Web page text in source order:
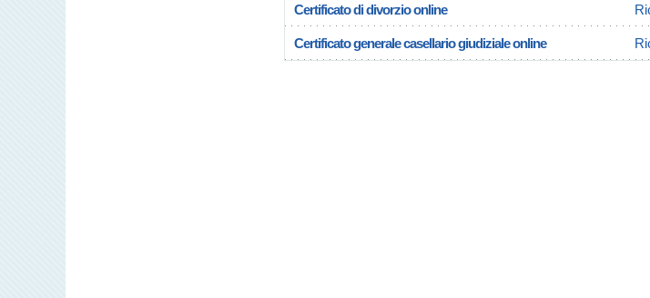
Certificato di divorzio online
Certificato generale casellario giudiziale online